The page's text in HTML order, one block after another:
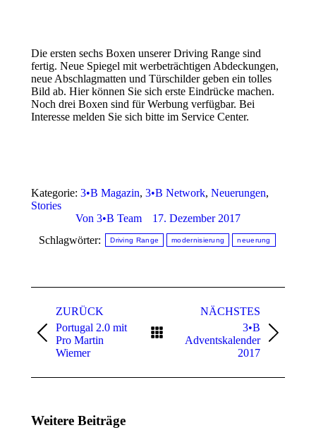
Die ersten sechs Boxen unserer Driving Range sind
fertig. Neue Spiegel mit werbeträchtigen Abdeckungen,
neue Abschlagmatten und Türschilder geben ein tolles
Bild ab. Hier können Sie sich erste Eindrücke machen.
Noch drei Boxen sind für Werbung verfügbar. Bei
Interesse melden Sie sich bitte im Service Center.
Kategorie: 3•B Magazin, 3•B Network, Neuerungen,
Stories
Von 3•B Team
17. Dezember 2017
Schlagwörter:
Driving Range modernisierung neuerung
ZURÜCK
Vorheriger
Beitrag:
Portugal 2.0 mit
Pro Martin
Wiemer
NÄCHSTES
Nächster
3•B
Adventskalender
2017
Weitere Beiträge